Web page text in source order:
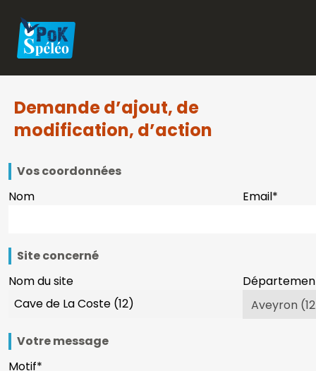
Demande d’ajout, de
modification, d’action
Vos coordonnées
Nom
Email*
Site concerné
Nom du site
Votre message
Motif*